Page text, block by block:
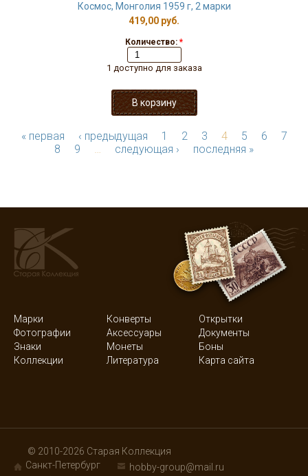
Космос, Монголия 1959 г, 2 марки
419,00 руб.
Количество: *
1 доступно для заказа
« первая ‹ предыдущая 1 2 3 4 5 6
7
8
9 … следующая › последняя »
Марки Конверты
Открытки
Фотографии
Аксессуары
Документы
Знаки
Монеты
Боны
Коллекции
Литература Карта сайта
© 2010-2026 Старая Коллекция
Санкт-Петербург
hobby-group@mail.ru